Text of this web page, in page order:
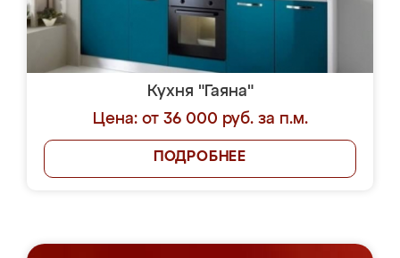
Кухня "Гаяна"
Цена: от 36 000 руб. за п.м.
ПОДРОБНЕЕ